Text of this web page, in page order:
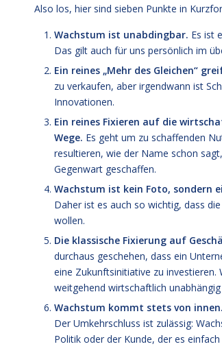
Also los, hier sind sieben Punkte in
Wachstum ist unabdingbar. Es ist
Das gilt auch für uns persönlich im
Ein reines „Mehr des Gleichen“
zu verkaufen, aber irgendwann ist
Innovationen.
Ein reines Fixieren auf die
Wege. Es geht um zu schaffenden
resultieren, wie der Name schon
Gegenwart geschaffen.
Wachstum ist kein Foto, sondern
Daher ist es auch so wichtig, dass
wollen.
Die klassische Fixierung auf
durchaus geschehen, dass ein
eine Zukunftsinitiative zu
weitgehend wirtschaftlich
Wachstum kommt stets von innen.
Der Umkehrschluss ist zulässig:
Politik oder der Kunde, der es